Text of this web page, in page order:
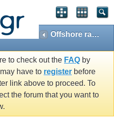
Offshore racing boats
to check out the FAQ by
have to register before
link above to proceed. To
the forum that you want to